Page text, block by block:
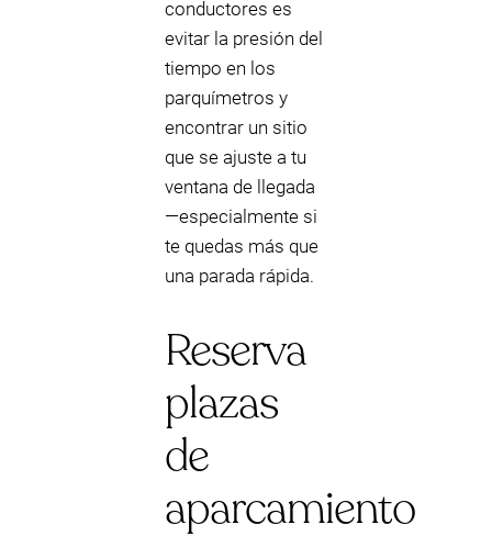
conductores es
evitar la presión del
tiempo en los
parquímetros y
encontrar un sitio
que se ajuste a tu
ventana de llegada
—especialmente si
te quedas más que
una parada rápida.
Reserva
plazas
de
aparcamiento